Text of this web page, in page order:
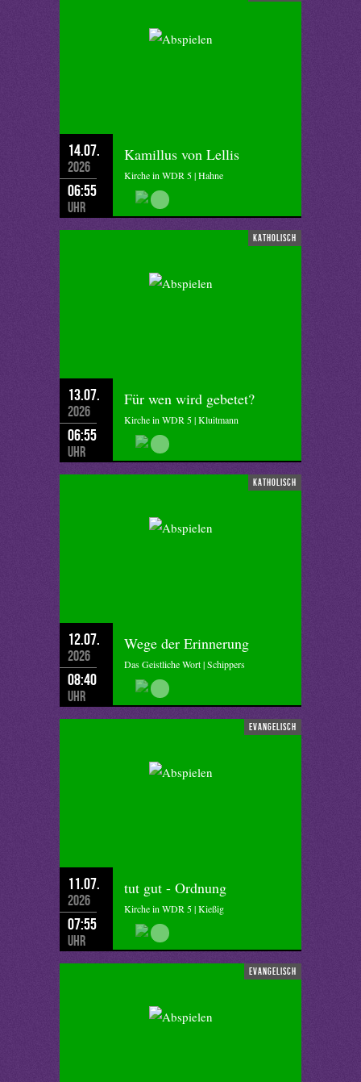
14.07.
2026
06:55
Uhr
Kamillus von Lellis
Kirche in WDR 5 | Hahne
katholisch
13.07.
2026
06:55
Uhr
Für wen wird gebetet?
Kirche in WDR 5 | Kluitmann
katholisch
12.07.
2026
08:40
Uhr
Wege der Erinnerung
Das Geistliche Wort | Schippers
evangelisch
11.07.
2026
07:55
Uhr
tut gut - Ordnung
Kirche in WDR 5 | Kießig
evangelisch